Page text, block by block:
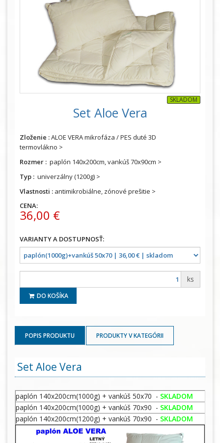
Set Aloe Vera
SKLADOM
Zloženie :ALOE VERA mikrofáza / PES duté 3D
termovlákno >
Rozmer : paplón 140x200cm, vankúš 70x90cm >
Typ : univerzálny (1200g) >
Vlastnosti : antimikrobiálne, zónové prešitie >
CENA:
36,00 €
ks
DO KOŠÍKA
POPIS PRODUKTU PRODUKTY V KATEGÓRII
Set Aloe Vera
paplón 140x200cm(1000g) + vankúš 50x70 - SKLADOM
paplón 140x200cm(1000g) + vankúš 70x90 - SKLADOM
paplón 140x200cm(1200g) + vankúš 70x90 - SKLADOM